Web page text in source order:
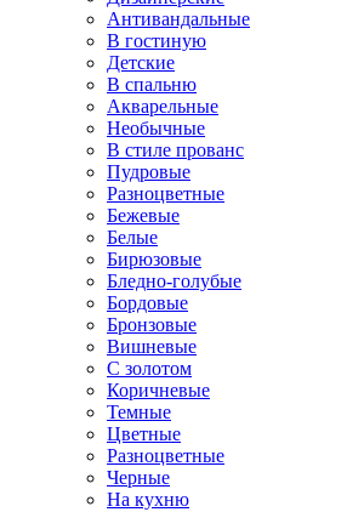
Антивандальные
В гостиную
Детские
В спальню
Акварельные
Необычные
В стиле прованс
Пудровые
Разноцветные
Бежевые
Белые
Бирюзовые
Бледно-голубые
Бордовые
Бронзовые
Вишневые
С золотом
Коричневые
Темные
Цветные
Разноцветные
Черные
На кухню